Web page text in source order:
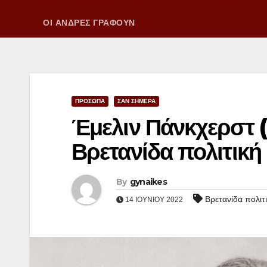
ΟΙ ΑΝΔΡΕΣ ΓΡΑΦΟΥΝ
ΠΡΟΣΩΠΑ ΣΑΝ ΣΗΜΕΡΑ
Έμελιν Πάνκχερστ
Βρετανίδα πολιτική
By gynaikes
14 ΙΟΥΝΊΟΥ 2022 Βρετανίδα